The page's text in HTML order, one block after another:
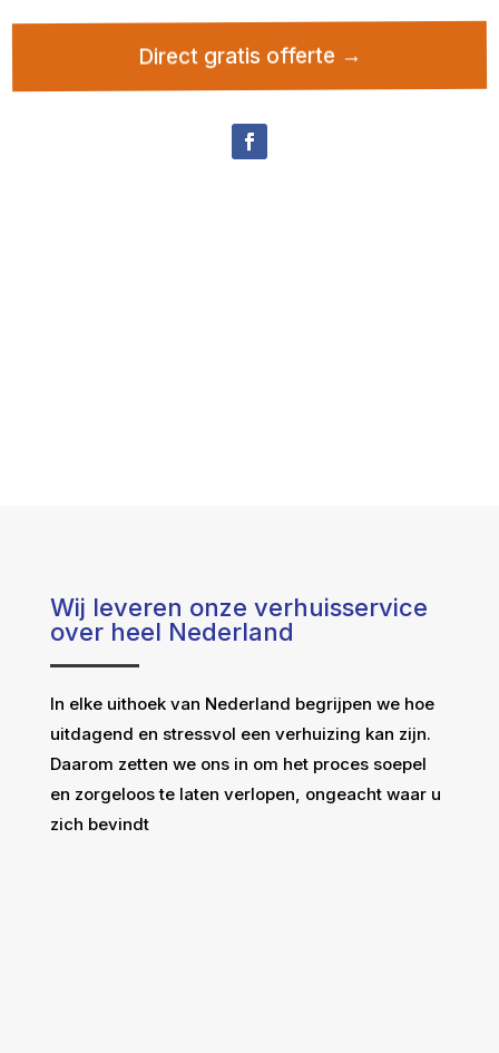
Direct gratis offerte →
Wij leveren onze verhuisservice
over heel Nederland
In elke uithoek van Nederland begrijpen we hoe
uitdagend en stressvol een verhuizing kan zijn.
Daarom zetten we ons in om het proces soepel
en zorgeloos te laten verlopen, ongeacht waar u
zich bevindt